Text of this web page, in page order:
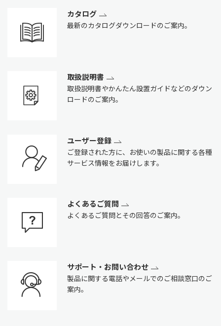
カタログ
最新のカタログダウンロードのご案内。
取扱説明書
取扱説明書やかんたん設置ガイドなどのダウン
ロードのご案内。
ユーザー登録
ご登録された方に、お使いの製品に関する各種
サービス情報をお届けします。
よくあるご質問
よくあるご質問とその回答のご案内。
サポート・お問い合わせ
製品に関する電話やメールでのご相談窓口のご
案内。